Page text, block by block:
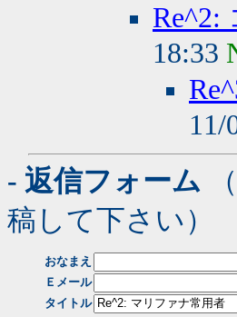
Re^2:
18:33
11/
- 返信フォーム
稿して下さい）
おなまえ
Ｅメール
タイトル